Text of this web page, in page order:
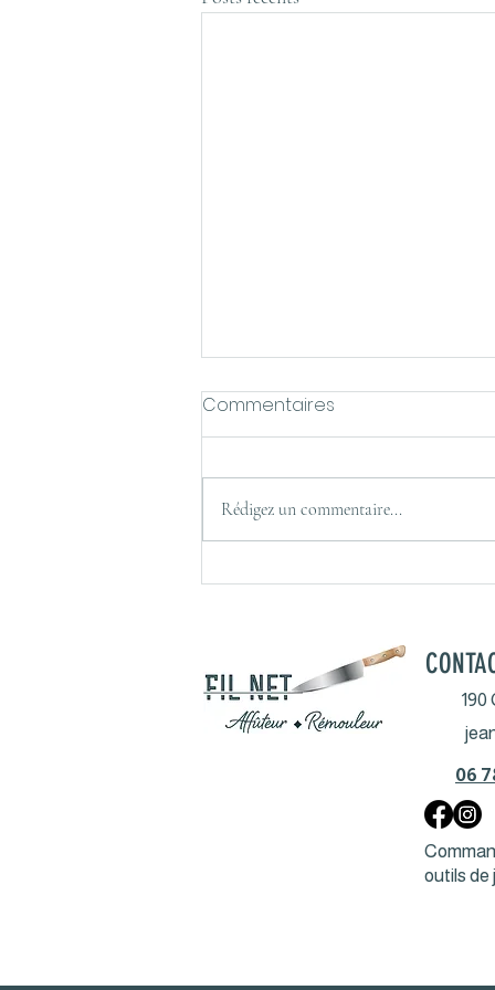
Caractéristiques aciers
Commentaires
Rédigez un commentaire...
190
06
outils de